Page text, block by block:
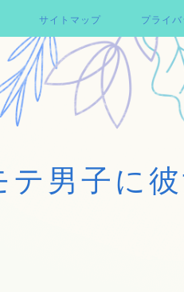
サイトマップ プライ
男子に